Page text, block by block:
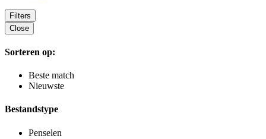
Filters
Close
Sorteren op:
Beste match
Nieuwste
Bestandstype
Penselen